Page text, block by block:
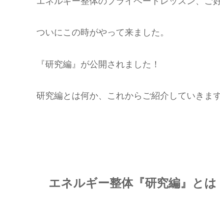
ついにこの時がやって来ました。
『研究編』が公開されました！
研究編とは何か、これからご紹介していきます
エネルギー整体『研究編』とは